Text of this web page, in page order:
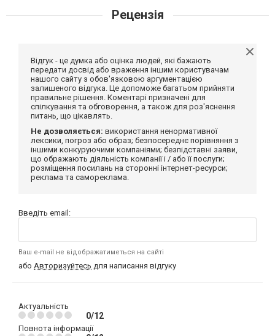
Рецензія
Відгук - це думка або оцінка людей, які бажають
передати досвід або враження іншим користувачам
нашого сайту з обов'язковою аргументацією
залишеного відгука. Це допоможе багатьом прийняти
правильне рішення. Коментарі призначені для
спілкування та обговорення, а також для роз'яснення
питань, що цікавлять.
Не дозволяється: використання ненормативної
лексики, погроз або образ; безпосереднє порівняння з
іншими конкуруючими компаніями; безпідставні заяви,
що ображають діяльність компанії і / або її послуги;
розміщення посилань на сторонні інтернет-ресурси;
реклама та самореклама.
Введіть email:
Ваш e-mail не відображатиметься на сайті
або Авторизуйтесь для написання відгуку
Актуальність
0/12
Повнота інформації